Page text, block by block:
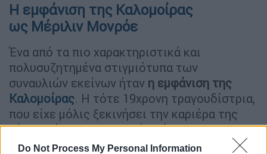
Do Not Process My Personal Information
Η εμφάνιση της Καλομοίρας
ως Μέριλιν Μονρόε
Ένα από τα πιο χαρακτηριστικά και
πολυσυζητημένα στιγμιότυπα των
συναυλιών εκείνων ήταν η εμφάνιση της
Καλομοίρας. Η τότε 19χρονη τραγουδίστρια,
που είχε μόλις ξεκινήσει την καριέρα της
μέσα από το τηλεοπτικό πρόγραμμα «Fame
Story», εμφανίστηκε στη σκηνή μέσα από μία